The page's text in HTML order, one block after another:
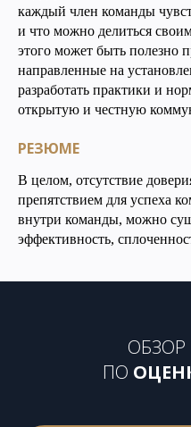
каждый член команды
и что можно делиться
этого может быть полезно
направленные на
разработать практики и
открытую и честную
РЕЗЮМЕ
В целом, отсутствие
препятствием для успеха
внутри команды, можно
эффективность,
ПО